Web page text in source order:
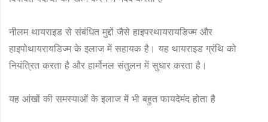
नीलम थायराइड से संबंधित मुद्दों जैसे हाइपरथायरायडिज्म और
हाइपोथायरायडिज्म के इलाज में सहायक है। यह थायराइड ग्रंथि को
नियंत्रित करता है और हार्मोनल संतुलन में सुधार करता है।
यह आंखों की समस्याओं के इलाज में भी बहुत फायदेमंद होता है